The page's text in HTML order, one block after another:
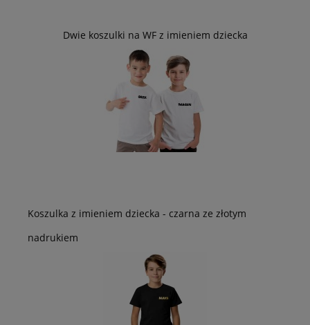
Dwie koszulki na WF z imieniem dziecka
Koszulka z imieniem dziecka - czarna ze złotym
nadrukiem